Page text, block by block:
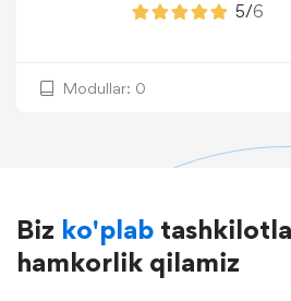
5/6
Modullar: 0
Biz ko'plab
hamkorlik qilamiz